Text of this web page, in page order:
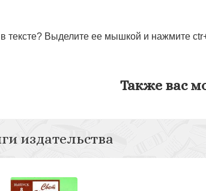
тексте? Выделите ее мышкой и нажмите
Также вас
издательства